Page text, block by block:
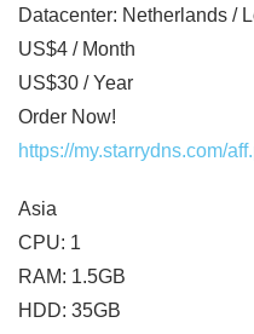
Datacenter: Netherlands /
US$4 / Month
US$30 / Year
Order Now!
https://my.starrydns.com/
Asia
CPU: 1
RAM: 1.5GB
HDD: 35GB